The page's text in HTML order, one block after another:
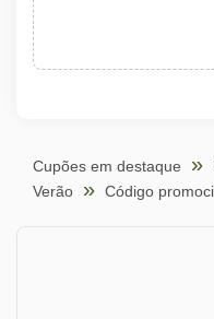
Cupões em destaque
Verão
Código